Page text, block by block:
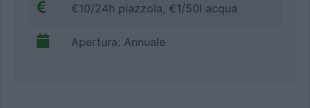
€10/24h piazzola, €1/50l acqua
Apertura: Annuale